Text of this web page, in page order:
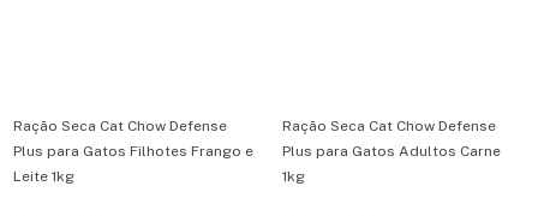
Ração Seca Cat Chow Defense
Plus para Gatos Filhotes Frango e
Leite 1kg
Ração Seca Cat Chow Defense
Plus para Gatos Adultos Carne
1kg